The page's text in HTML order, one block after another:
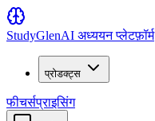
StudyGlenAI अध्ययन प्लेटफ़ॉर्म
प्रोडक्ट्स
फीचर्सप्राइसिंग